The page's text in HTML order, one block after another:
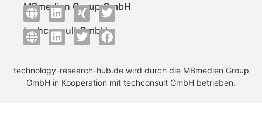
MBmedien Group GmbH
techconsult GmbH
technology-research-hub.de wird durch die MBmedien Group
GmbH in Kooperation mit techconsult GmbH betrieben.